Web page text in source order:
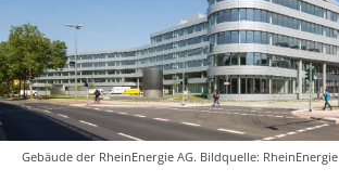
Gebäude der RheinEnergie AG. Bildquelle: RheinEnergie